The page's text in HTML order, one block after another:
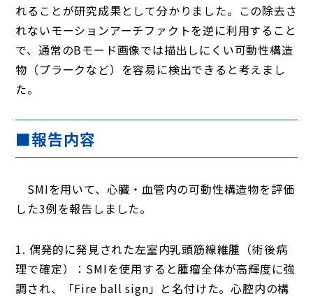
れることが研究成果として分かりました。この除去さ
れないモーションアーチファクトを逆に利用すること
で、通常のBモード画像では描出しにくい可動性構造
物（プラークなど）を容易に検出できると考えまし
た。
■報告内容
SMIを用いて、心臓・血管内の可動性構造物を評価
した3例を報告しました。
1. 偶発的に発見された左室内乳頭筋線維腫（術後病
理で確定）：SMIを使用すると腫瘤全体が高輝度に強
調され、「Fire ball sign」と名付けた。心腔内の構